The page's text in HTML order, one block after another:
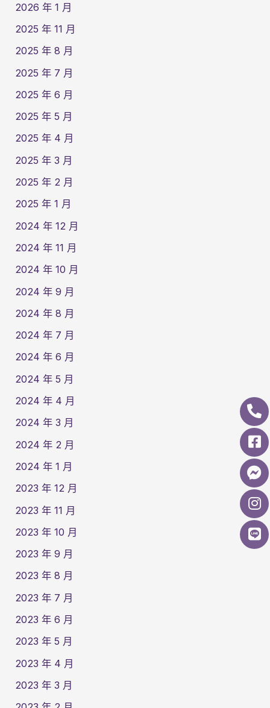
2026 年 1 月
2025 年 11 月
2025 年 8 月
2025 年 7 月
2025 年 6 月
2025 年 5 月
2025 年 4 月
2025 年 3 月
2025 年 2 月
2025 年 1 月
2024 年 12 月
2024 年 11 月
2024 年 10 月
2024 年 9 月
2024 年 8 月
2024 年 7 月
2024 年 6 月
2024 年 5 月
2024 年 4 月
2024 年 3 月
2024 年 2 月
2024 年 1 月
2023 年 12 月
2023 年 11 月
2023 年 10 月
2023 年 9 月
2023 年 8 月
2023 年 7 月
2023 年 6 月
2023 年 5 月
2023 年 4 月
2023 年 3 月